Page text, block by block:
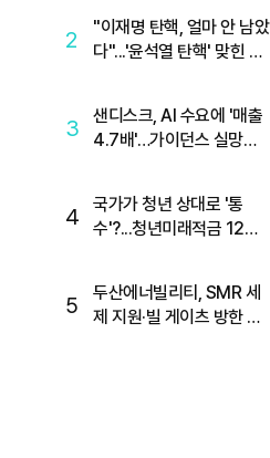
2
"이재명 탄핵, 얼마 안 남았
다"...'윤석열 탄핵' 맞힌 무
3
샌디스크, AI 수요에 '매출
4.7배'…가이던스 실망에
4
국가가 청년 상대로 '통
수'?...청년미래적금 12%
5
두산에너빌리티, SMR 세
제 지원·빌 게이츠 방한 기